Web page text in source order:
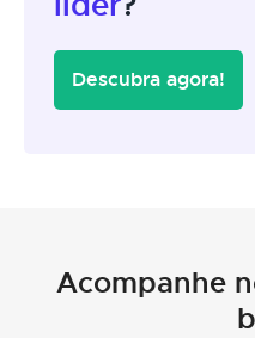
Descubra agora!
Acompanhe